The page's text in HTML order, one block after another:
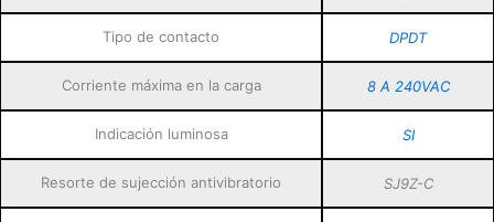
Tipo de contacto DPDT
Corriente máxima en la carga 8 A 240VAC
Indicación luminosa SI
Resorte de sujección antivibratorio SJ9Z-C